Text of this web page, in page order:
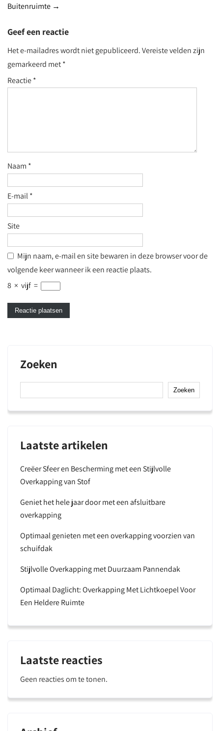
Buitenruimte →
Geef een reactie
Het e-mailadres wordt niet gepubliceerd.Vereiste velden zijn
gemarkeerd met*
Reactie*
Naam *
E-mail*
Site
Mijn naam, e-mail en site bewaren in deze browser voor de
volgende keer wanneer ik een reactie plaats.
8 × vijf =
Zoeken
Zoeken
Laatste artikelen
Creëer Sfeer en Bescherming met een Stijlvolle
Overkapping van Stof
Geniet het hele jaar door met een afsluitbare
overkapping
Optimaal genieten met een overkapping voorzien van
schuifdak
Stijlvolle Overkapping met Duurzaam Pannendak
Optimaal Daglicht: Overkapping Met Lichtkoepel Voor
Een Heldere Ruimte
Laatste reacties
Geen reacties om te tonen.